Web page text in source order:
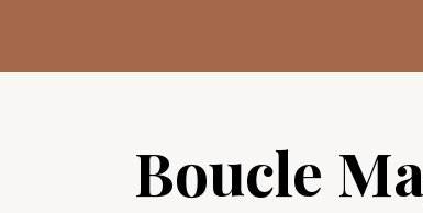
contenu
Boucle